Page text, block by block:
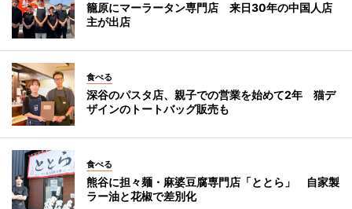
籠原にマーラータン専門店 来日30年の中国人店
主が出店
食べる
深谷のパスタ店、親子での営業を始めて2年 猫デ
ザインのトートバッグ販売も
食べる
熊谷に担々麺・麻婆豆腐専門店「ととら」 自家製
ラー油と花椒で差別化